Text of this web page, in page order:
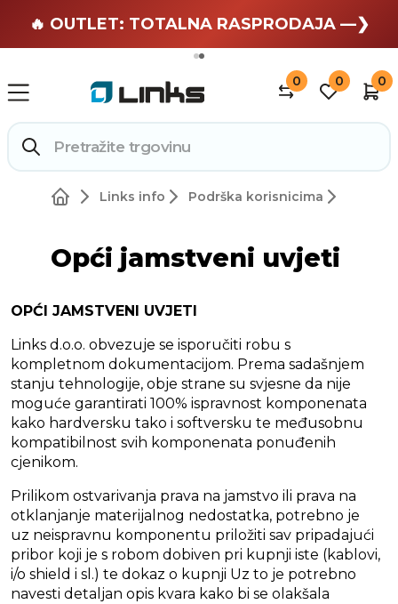
🏄 Zaslužuješ odmor —❯
🔥 OUTLET: TOTALNA RASPRODAJA —❯
0 0 0
Links info Podrška korisnicima
Opći jamstveni uvjeti
OPĆI JAMSTVENI UVJETI
Links d.o.o. obvezuje se isporučiti robu s
kompletnom dokumentacijom. Prema sadašnjem
stanju tehnologije, obje strane su svjesne da nije
moguće garantirati 100% ispravnost komponenata
kako hardversku tako i softversku te međusobnu
kompatibilnost svih komponenata ponuđenih
cjenikom.
Prilikom ostvarivanja prava na jamstvo ili prava na
otklanjanje materijalnog nedostatka, potrebno je
uz neispravnu komponentu priložiti sav pripadajući
pribor koji je s robom dobiven pri kupnji iste (kablovi,
i/o shield i sl.) te dokaz o kupnji Uz to je potrebno
navesti detaljan opis kvara kako bi se olakšala